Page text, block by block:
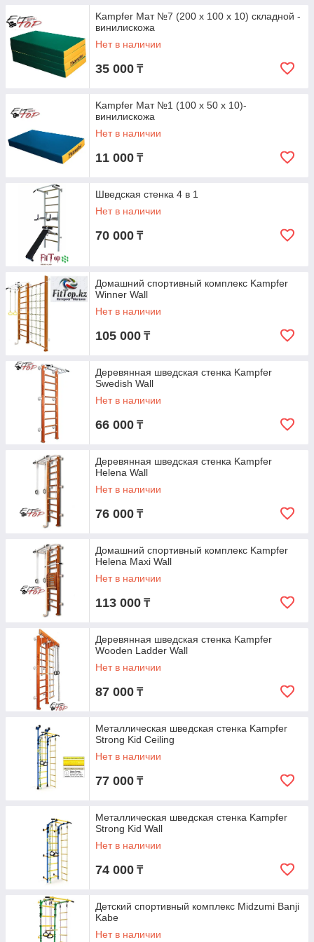
Kampfer Мат №7 (200 х 100 х 10) складной -
винилискожа
Нет в наличии
35 000 ₸
Kampfer Мат №1 (100 х 50 х 10)-
винилискожа
Нет в наличии
11 000 ₸
Шведская стенка 4 в 1
Нет в наличии
70 000 ₸
Домашний спортивный комплекс Kampfer
Winner Wall
Нет в наличии
105 000 ₸
Деревянная шведская стенка Kampfer
Swedish Wall
Нет в наличии
66 000 ₸
Деревянная шведская стенка Kampfer
Helena Wall
Нет в наличии
76 000 ₸
Домашний спортивный комплекс Kampfer
Helena Maxi Wall
Нет в наличии
113 000 ₸
Деревянная шведская стенка Kampfer
Wooden Ladder Wall
Нет в наличии
87 000 ₸
Металлическая шведская стенка Kampfer
Strong Kid Ceiling
Нет в наличии
77 000 ₸
Металлическая шведская стенка Kampfer
Strong Kid Wall
Нет в наличии
74 000 ₸
Детский спортивный комплекс Midzumi Banji
Kabe
Нет в наличии